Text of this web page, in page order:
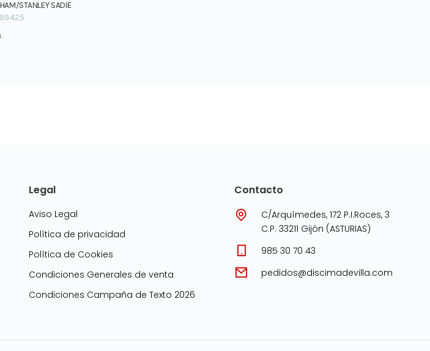
STANLEY SADIE
Legal
Aviso Legal
Política de privacidad
Política de Cookies
Condiciones Generales de venta
Condiciones Campaña de Texto 2026
Contacto
C/Arquímedes, 172 P.I.Roces, 3
C.P. 33211 Gijón (ASTURIAS)
985 30 70 43
pedidos@discimadevilla.com